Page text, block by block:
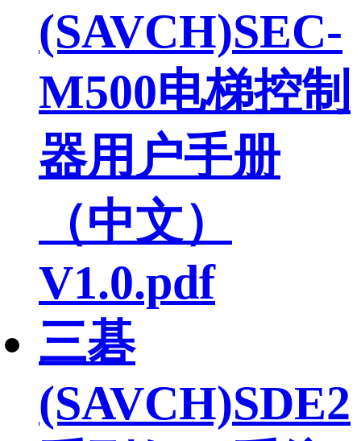
(SAVCH)SEC-
M500电梯控制
器用户手册
（中文）
V1.0.pdf
三碁
(SAVCH)SDE2